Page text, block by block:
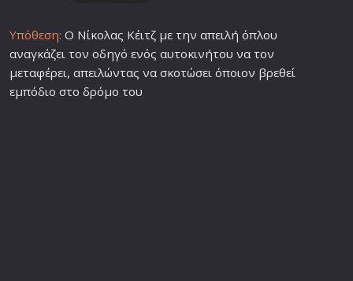
Υπόθεση: Ο Νίκολας Κέιτζ με την απειλή όπλου
αναγκάζει τον οδηγό ενός αυτοκινήτου να τον
μεταφέρει, απειλώντας να σκοτώσει όποιον βρεθεί
εμπόδιο στο δρόμο του